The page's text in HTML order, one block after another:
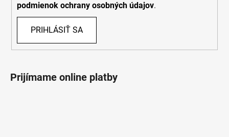
podmienok ochrany osobných údajov.
PRIHLÁSIŤ SA
Prijímame online platby